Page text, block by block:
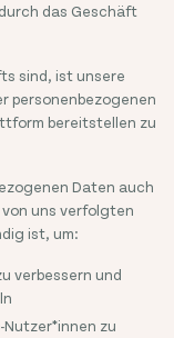
das Geschäft
sind, ist unsere
personenbezogenen
bereitstellen zu
Daten auch
uns verfolgten
ist, um:
verbessern und
zu